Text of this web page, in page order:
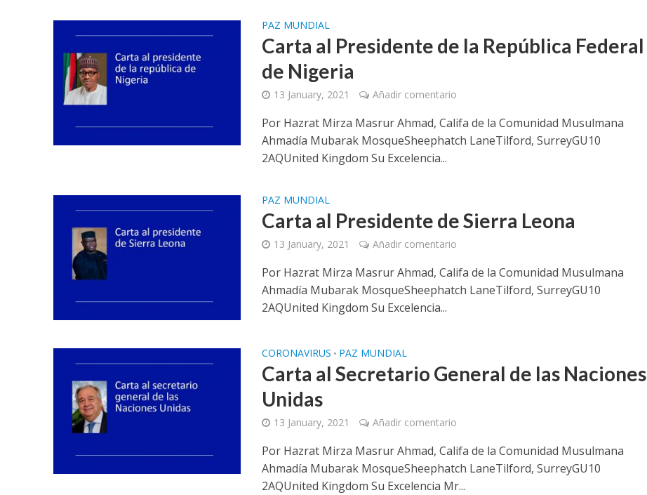
PAZ MUNDIAL
Carta al Presidente de la República Federal
de Nigeria
13 January, 2021 Añadir comentario
Por Hazrat Mirza Masrur Ahmad, Califa de la Comunidad Musulmana
Ahmadía Mubarak MosqueSheephatch LaneTilford, SurreyGU10
2AQUnited Kingdom Su Excelencia...
PAZ MUNDIAL
Carta al Presidente de Sierra Leona
13 January, 2021 Añadir comentario
Por Hazrat Mirza Masrur Ahmad, Califa de la Comunidad Musulmana
Ahmadía Mubarak MosqueSheephatch LaneTilford, SurreyGU10
2AQUnited Kingdom Su Excelencia...
CORONAVIRUS • PAZ MUNDIAL
Carta al Secretario General de las Naciones
Unidas
13 January, 2021 Añadir comentario
Por Hazrat Mirza Masrur Ahmad, Califa de la Comunidad Musulmana
Ahmadía Mubarak MosqueSheephatch LaneTilford, SurreyGU10
2AQUnited Kingdom Su Excelencia Mr...